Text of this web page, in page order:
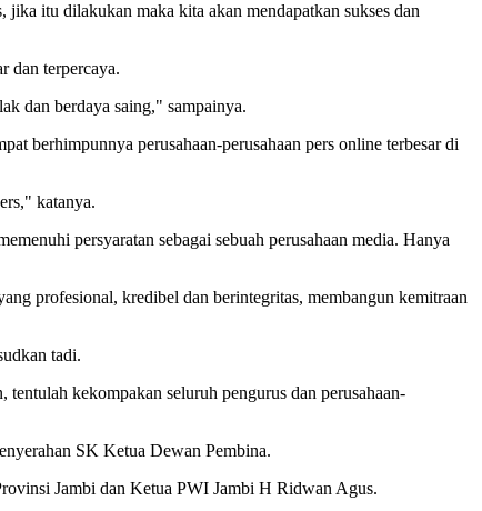
itu dilakukan maka kita akan mendapatkan sukses dan
dan terpercaya.
dan berdaya saing," sampainya.
berhimpunnya perusahaan-perusahaan pers online terbesar di
katanya.
persyaratan sebagai sebuah perusahaan media. Hanya
profesional, kredibel dan berintegritas, membangun kemitraan
tadi.
kekompakan seluruh pengurus dan perusahaan-
SK Ketua Dewan Pembina.
Jambi dan Ketua PWI Jambi H Ridwan Agus.